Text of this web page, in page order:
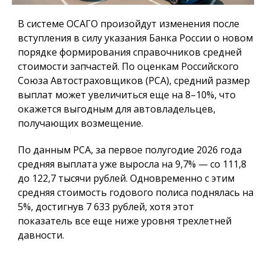
В системе ОСАГО произойдут изменения после
вступления в силу указания Банка России о новом
порядке формирования справочников средней
стоимости запчастей. По оценкам Российского
Союза Автостраховщиков (РСА), средний размер
выплат может увеличиться еще на 8–10%, что
окажется выгодным для автовладельцев,
получающих возмещение.
По данным РСА, за первое полугодие 2026 года
средняя выплата уже выросла на 9,7% — со 111,8
до 122,7 тысячи рублей. Одновременно с этим
средняя стоимость годового полиса поднялась на
5%, достигнув 7 633 рублей, хотя этот
показатель все еще ниже уровня трехлетней
давности.